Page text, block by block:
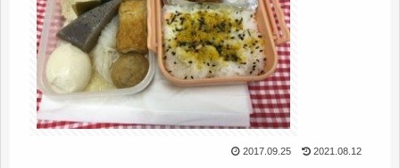
2017.09.25 2021.08.12